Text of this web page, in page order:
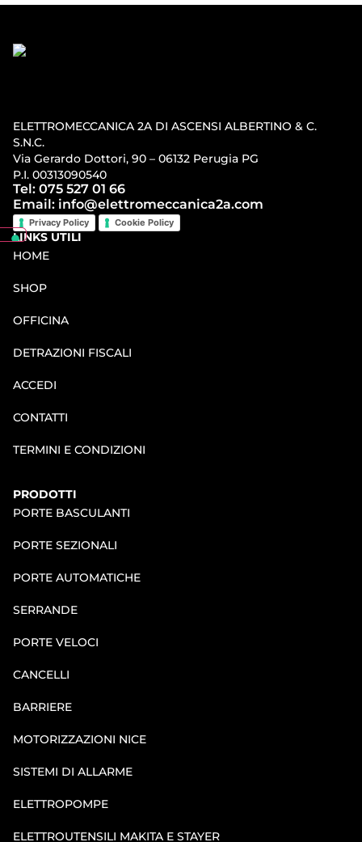
ELETTROMECCANICA 2A DI ASCENSI ALBERTINO & C.
S.N.C.
Via Gerardo Dottori, 90 – 06132 Perugia PG
P.I. 00313090540
Tel: 075 527 01 66
Email: info@elettromeccanica2a.com
Privacy Policy Cookie Policy
LINKS UTILI
HOME
SHOP
OFFICINA
DETRAZIONI FISCALI
ACCEDI
CONTATTI
TERMINI E CONDIZIONI
PRODOTTI
PORTE BASCULANTI
PORTE SEZIONALI
PORTE AUTOMATICHE
SERRANDE
PORTE VELOCI
CANCELLI
BARRIERE
MOTORIZZAZIONI NICE
SISTEMI DI ALLARME
ELETTROPOMPE
ELETTROUTENSILI MAKITA E STAYER